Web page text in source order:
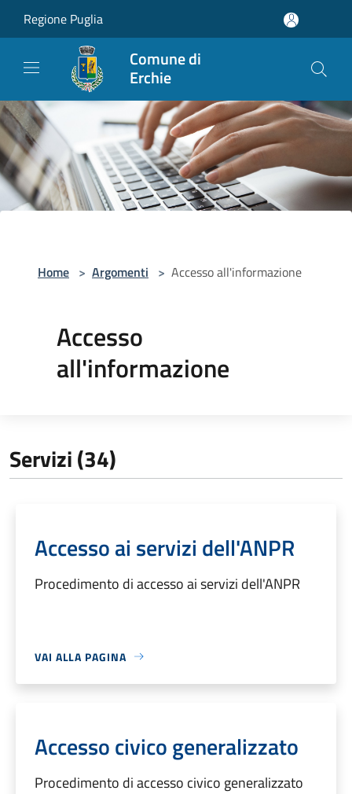
Regione Puglia
Comune di
Erchie
Home > Argomenti > Accesso all'informazione
Accesso
all'informazione
Servizi (34)
Accesso ai servizi dell'ANPR
Procedimento di accesso ai servizi dell'ANPR
VAI ALLA PAGINA
Accesso civico generalizzato
Procedimento di accesso civico generalizzato